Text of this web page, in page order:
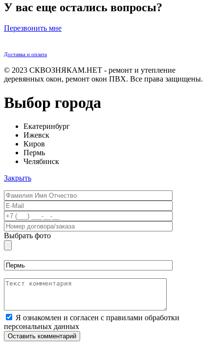
У вас еще остались вопросы?
Перезвонить мне
Доставка и оплата
© 2023 СКВОЗНЯКАМ.НЕТ - ремонт и утепление
деревянных окон, ремонт окон ПВХ. Все права защищены.
Выбор города
Екатеринбург
Ижевск
Киров
Пермь
Челябинск
Закрыть
Выбрать фото
Я ознакомлен и согласен с правилами обработки
персональных данных